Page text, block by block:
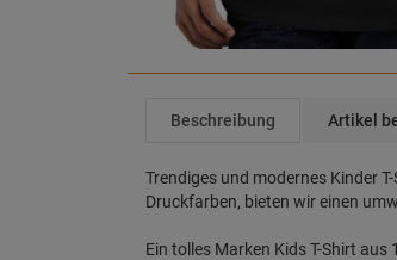
Beschreibung Artikel
Trendiges und modernes Kinder
Druckfarben, bieten wir einen
Ein tolles Marken Kids T-Shirt